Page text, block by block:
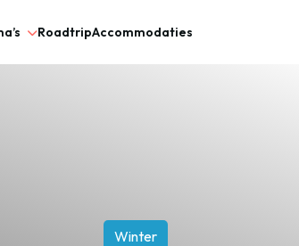
RoadtripAccommodaties
Winter